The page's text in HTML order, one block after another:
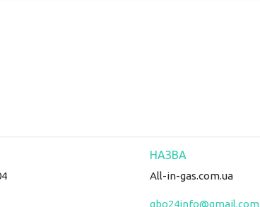
All-in-gas.com.ua
gbo24info@gmail.com